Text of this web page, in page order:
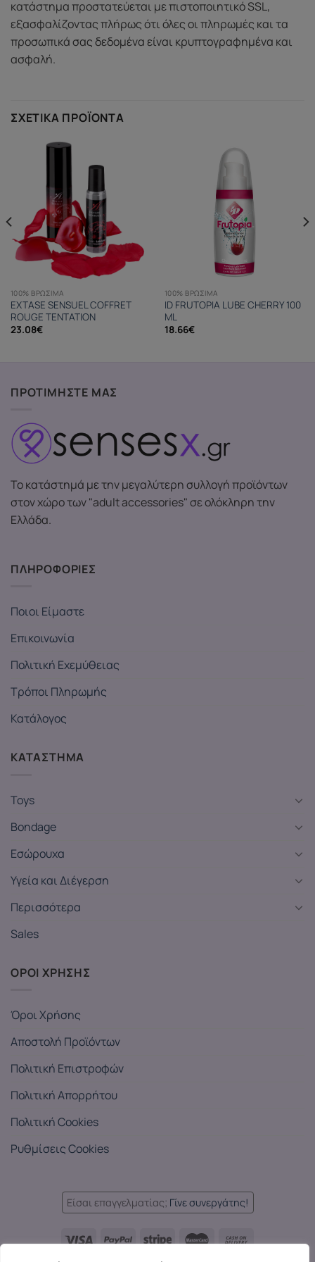
κατάστημα προστατεύεται με πιστοποιητικό SSL,
εξασφαλίζοντας πλήρως ότι όλες οι πληρωμές και τα
προσωπικά σας δεδομένα είναι κρυπτογραφημένα και
ασφαλή.
ΣΧΕΤΙΚΆ ΠΡΟΪΌΝΤΑ
100% ΒΡΏΣΙΜΑ
EXTASE SENSUEL COFFRET
ROUGE TENTATION
23.08€
100% ΒΡΏΣΙΜΑ
ID FRUTOPIA LUBE CHERRY 100
ML
18.66€
ΠΡΟΤΙΜΗΣΤΕ ΜΑΣ
Το κατάστημά με την μεγαλύτερη συλλογή προϊόντων
στον χώρο των "adult accessories" σε ολόκληρη την
Ελλάδα.
ΠΛΗΡΟΦΟΡΙΕΣ
Ποιοι Είμαστε
Επικοινωνία
Πολιτική Εχεμύθειας
Τρόποι Πληρωμής
Κατάλογος
ΚΑΤΑΣΤΗΜΑ
Toys
Bondage
Εσώρουχα
Υγεία και Διέγερση
Περισσότερα
Sales
ΟΡΟΙ ΧΡΗΣΗΣ
Όροι Χρήσης
Αποστολή Προϊόντων
Πολιτική Επιστροφών
Πολιτική Απορρήτου
Πολιτική Cookies
Ρυθμίσεις Cookies
Είσαι επαγγελματίας; Γίνε συνεργάτης!